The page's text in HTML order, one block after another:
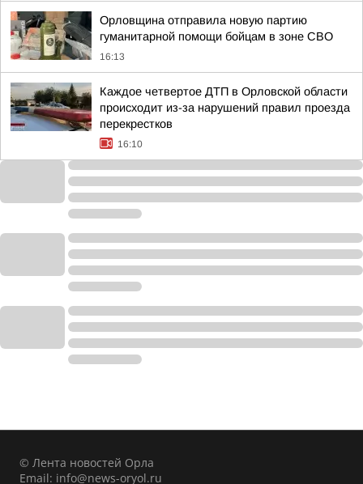
Орловщина отправила новую партию
гуманитарной помощи бойцам в зоне СВО
16:13
Каждое четвертое ДТП в Орловской области
происходит из-за нарушений правил проезда
перекрестков
16:10
© Лента новостей Орла
Email: info@news-oryol.ru